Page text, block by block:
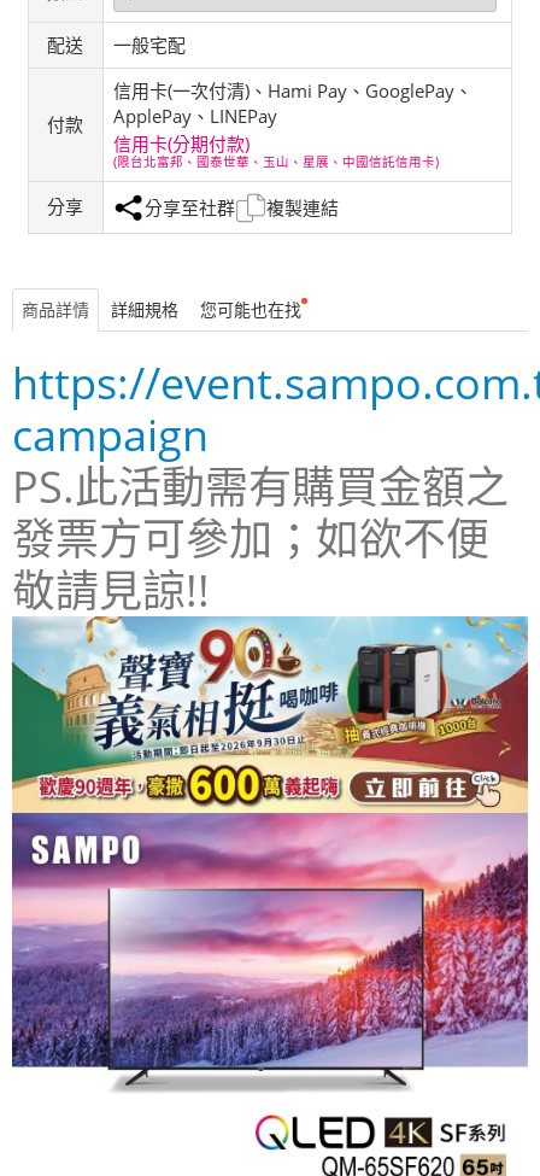
配送 一般宅配
付款
信用卡(一次付清)、Hami Pay、GooglePay、
ApplePay、LINEPay
信用卡(分期付款)
(限台北富邦、國泰世華、玉山、星展、中國信託信用卡)
分享 分享至社群 複製連結
商品詳情 詳細規格 您可能也在找
https://
campaign
PS.此活動需有購買金額之
發票方可參加；如欲不便
敬請見諒!!